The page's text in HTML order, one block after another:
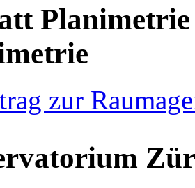
zur